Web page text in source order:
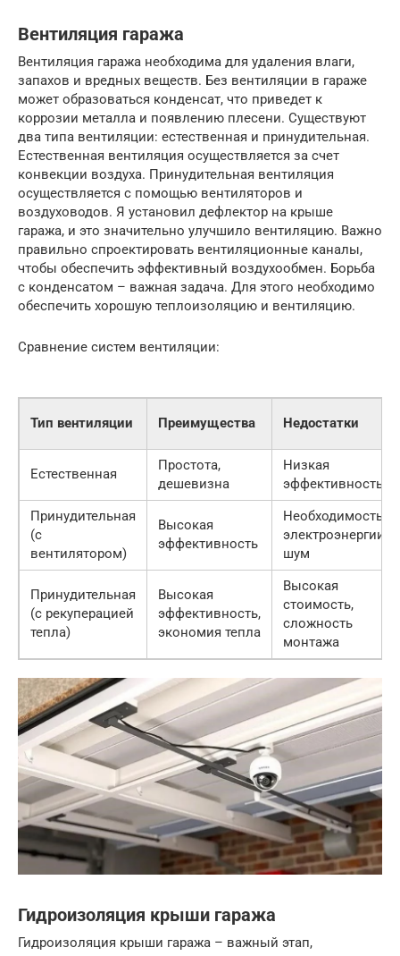
Вентиляция гаража
Вентиляция гаража необходима для удаления влаги,
запахов и вредных веществ. Без вентиляции в гараже
может образоваться конденсат, что приведет к
коррозии металла и появлению плесени. Существуют
два типа вентиляции: естественная и принудительная.
Естественная вентиляция осуществляется за счет
конвекции воздуха. Принудительная вентиляция
осуществляется с помощью вентиляторов и
воздуховодов. Я установил дефлектор на крыше
гаража, и это значительно улучшило вентиляцию. Важно
правильно спроектировать вентиляционные каналы,
чтобы обеспечить эффективный воздухообмен. Борьба
с конденсатом – важная задача. Для этого необходимо
обеспечить хорошую теплоизоляцию и вентиляцию.
Сравнение систем вентиляции:
Тип вентиляции Преимущества Недостатки
Естественная
Простота,
дешевизна
Низкая
эффективность
Принудительная
(с
вентилятором)
Высокая
эффективность
Необходимость
электроэнергии,
шум
Принудительная
(с рекуперацией
тепла)
Высокая
эффективность,
экономия тепла
Высокая
стоимость,
сложность
монтажа
Гидроизоляция крыши гаража
Гидроизоляция крыши гаража – важный этап,